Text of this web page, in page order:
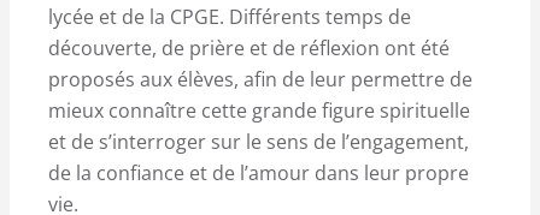
lycée et de la CPGE. Différents temps de
découverte, de prière et de réflexion ont été
proposés aux élèves, afin de leur permettre de
mieux connaître cette grande figure spirituelle
et de s’interroger sur le sens de l’engagement,
de la confiance et de l’amour dans leur propre
vie.